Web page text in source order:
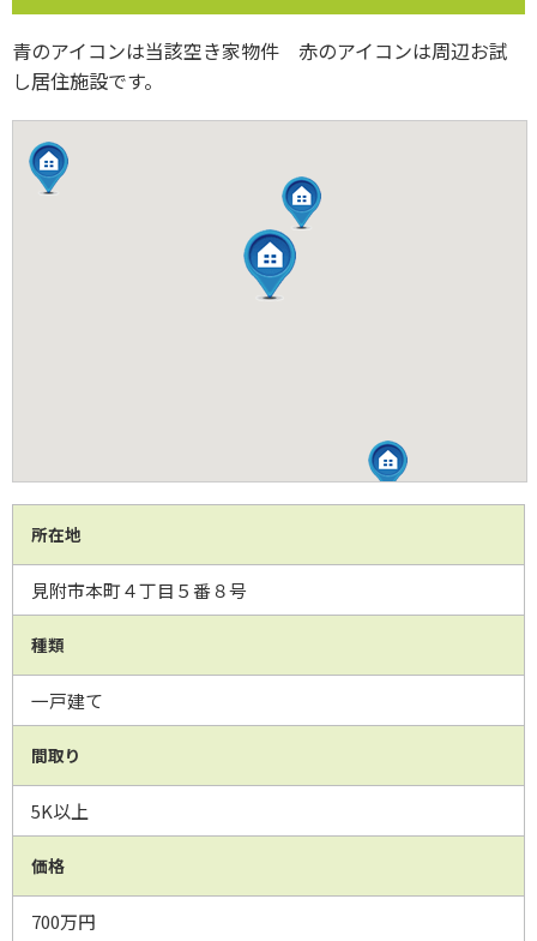
青のアイコンは当該空き家物件 赤のアイコンは周辺お試
し居住施設です。
所在地
見附市本町４丁目５番８号
種類
一戸建て
間取り
5K以上
価格
700万円